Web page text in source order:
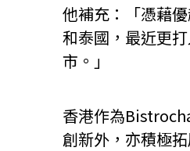
他補充：「憑藉
和泰國，最近更
市。」
香港作為
創新外，亦積極